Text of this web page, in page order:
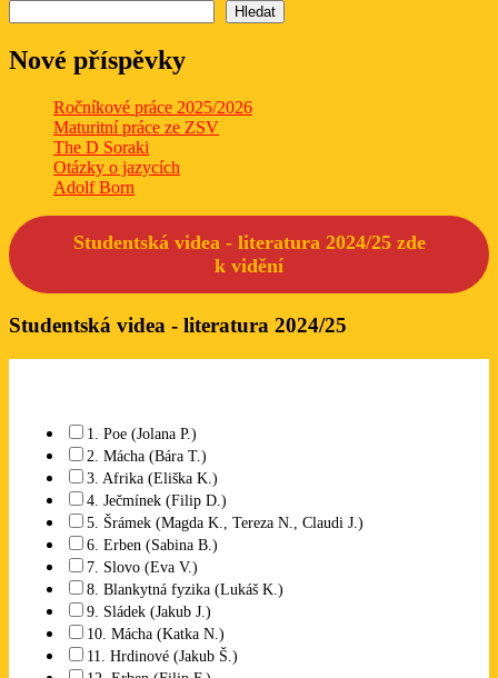
Hledat
Nové příspěvky
Ročníkové práce 2025/2026
Maturitní práce ze ZSV
The D Soraki
Otázky o jazycích
Adolf Born
Studentská videa - literatura 2024/25 zde
k vidění
Studentská videa - literatura 2024/25
1. Poe (Jolana P.)
2. Mácha (Bára T.)
3. Afrika (Eliška K.)
4. Ječmínek (Filip D.)
5. Šrámek (Magda K., Tereza N., Claudi J.)
6. Erben (Sabina B.)
7. Slovo (Eva V.)
8. Blankytná fyzika (Lukáš K.)
9. Sládek (Jakub J.)
10. Mácha (Katka N.)
11. Hrdinové (Jakub Š.)